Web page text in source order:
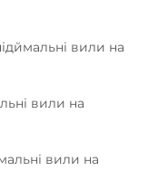
вили на
вили на
вили на